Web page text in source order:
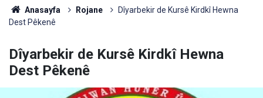
Anasayfa Rojane
Dîyarbekir de Kursê Kirdkî Hewna
Dest Pêkenê
Dîyarbekir de Kursê Kirdkî Hewna
Dest Pêkenê